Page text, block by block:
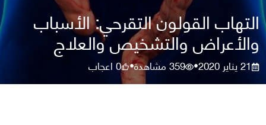
التهاب القولون التقرحي: الأسباب
والأعراض والتشخيص والعلاج
21 يناير 2020 •
359مشاهدة•
0اعجاب